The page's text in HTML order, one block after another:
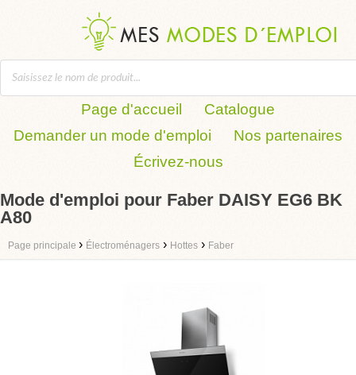
Page d'accueil
Catalogue
Demander un mode d'emploi
Nos partenaires
Écrivez-nous
Mode d'emploi pour Faber DAISY EG6 BK
A80
Page principale › Électroménagers › Hottes › Faber